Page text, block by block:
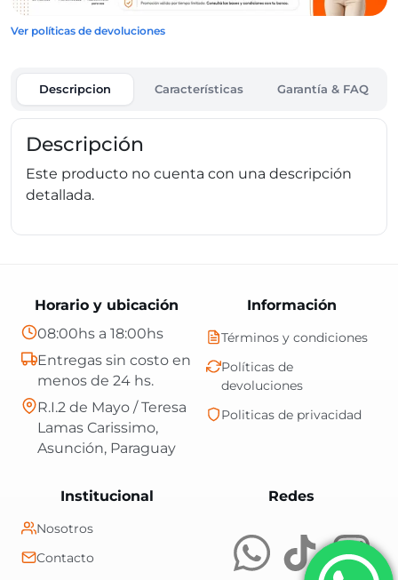
Ver políticas de devoluciones
Descripcion Características Garantía & FAQ
Descripción
Este producto no cuenta con una descripción
detallada.
RedesCentral Shop es
Información
Términos y condiciones
Políticas de
devoluciones
Politicas de privacidad
Institucional
Nosotros
Contacto
Horario y ubicación
08:00hs a 18:00hs
Entregas sin costo en
menos de 24 hs.
R.I.2 de Mayo / Teresa
Lamas Carissimo,
Asunción, Paraguay